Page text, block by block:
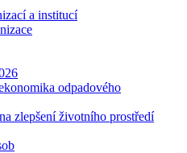
a institucí
odpadového
zlepšení životního prostředí